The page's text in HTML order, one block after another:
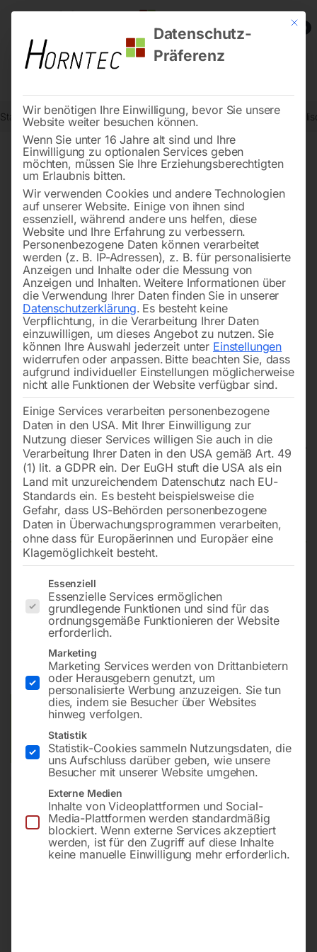
0
Start Werkstatttechnik Karosserie- und Werkstattgeräte
Hydraulische Werkstattpresse
WPP 30 EF
Robuste Presse mit konventioneller Ausstattung
1.080,00
inkl. MwSt. zzgl.Versandkosten
Lieferzeit:ca. 5 - 10 Werktage
Versandkosten Standard (Österreich):
Bitte beachten Sie: Die Versandkosten gelten für Österreich.
Andere Länder können abweichen.
In den Warenkorb
Sie haben Fragen zu diesem
Mit
Datenschutz-
Präferenz
Wir benötigen Ihre Einwilligung, bevor Sie unsere
Website weiter besuchen können.
Wenn Sie unter 16 Jahre alt sind und Ihre
Einwilligung zu optionalen Services geben
möchten, müssen Sie Ihre Erziehungsberechtigten
um Erlaubnis bitten.
Wir verwenden Cookies und andere Technologien
auf unserer Website. Einige von ihnen sind
essenziell, während andere uns helfen, diese
Website und Ihre Erfahrung zu verbessern.
Personenbezogene Daten können verarbeitet
werden (z. B. IP-Adressen), z. B. für personalisierte
Anzeigen und Inhalte oder die Messung von
Anzeigen und Inhalten. Weitere Informationen über
die Verwendung Ihrer Daten finden Sie in unserer
Datenschutzerklärung. Es besteht keine
Verpflichtung, in die Verarbeitung Ihrer Daten
einzuwilligen, um dieses Angebot zu nutzen. Sie
können Ihre Auswahl jederzeit unter Einstellungen
widerrufen oder anpassen. Bitte beachten Sie, dass
aufgrund individueller Einstellungen möglicherweise
nicht alle Funktionen der Website verfügbar sind.
Einige Services verarbeiten personenbezogene
Daten in den USA. Mit Ihrer Einwilligung zur
Nutzung dieser Services willigen Sie auch in die
Verarbeitung Ihrer Daten in den USA gemäß Art. 49
(1) lit. a GDPR ein. Der EuGH stuft die USA als ein
Land mit unzureichendem Datenschutz nach EU-
Standards ein. Es besteht beispielsweise die
Gefahr, dass US-Behörden personenbezogene
Daten in Überwachungsprogrammen verarbeiten,
ohne dass für Europäerinnen und Europäer eine
Klagemöglichkeit besteht.
Es folgt eine Liste der Service-Gruppen, für die eine
Essenziell
Essenzielle Services ermöglichen
grundlegende Funktionen und sind für das
ordnungsgemäße Funktionieren der Website
erforderlich.
Marketing
Marketing Services werden von Drittanbietern
oder Herausgebern genutzt, um
personalisierte Werbung anzuzeigen. Sie tun
dies, indem sie Besucher über Websites
hinweg verfolgen.
Statistik
Statistik-Cookies sammeln Nutzungsdaten, die
uns Aufschluss darüber geben, wie unsere
Besucher mit unserer Website umgehen.
Externe Medien
Inhalte von Videoplattformen und Social-
Media-Plattformen werden standardmäßig
blockiert. Wenn externe Services akzeptiert
werden, ist für den Zugriff auf diese Inhalte
keine manuelle Einwilligung mehr erforderlich.